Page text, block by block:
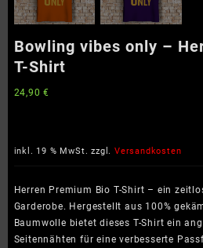
Bowling vibes only –
T-Shirt
24,90€
inkl. 19 % MwSt. zzgl. Versandkosten
Herren Premium Bio T-Shirt – ein
Garderobe. Hergestellt aus 100%
Baumwolle bietet dieses T-Shirt ein
Seitennähten für eine verbesserte